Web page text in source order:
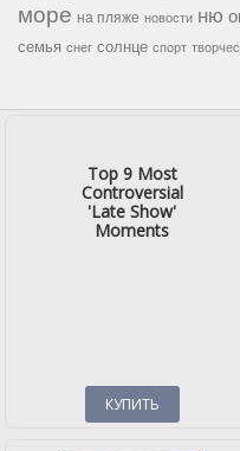
море на пляже новости ню
семья снег солнце спорт